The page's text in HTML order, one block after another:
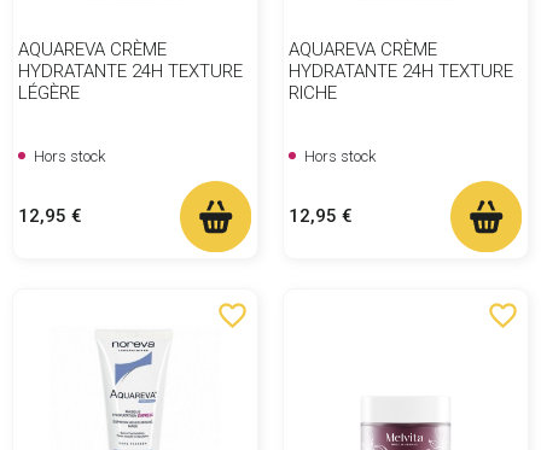
AQUAREVA CRÈME
HYDRATANTE 24H TEXTURE
LÉGÈRE
Hors stock
Prix
12,95 €
AQUAREVA CRÈME
HYDRATANTE 24H TEXTURE
RICHE
Hors stock
Prix
12,95 €
favorite_border favorite_border